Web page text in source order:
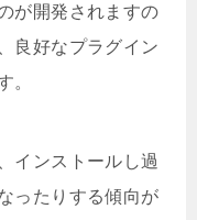
が開発されますの
良好なプラグイン
。
インストールし過
ったりする傾向が